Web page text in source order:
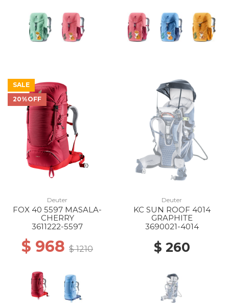
SALE
20%OFF
Deuter
FOX 40 5597 MASALA-
CHERRY
3611222-5597
$ 968 $ 1210
Deuter
KC SUN ROOF 4014
GRAPHITE
3690021-4014
$ 260